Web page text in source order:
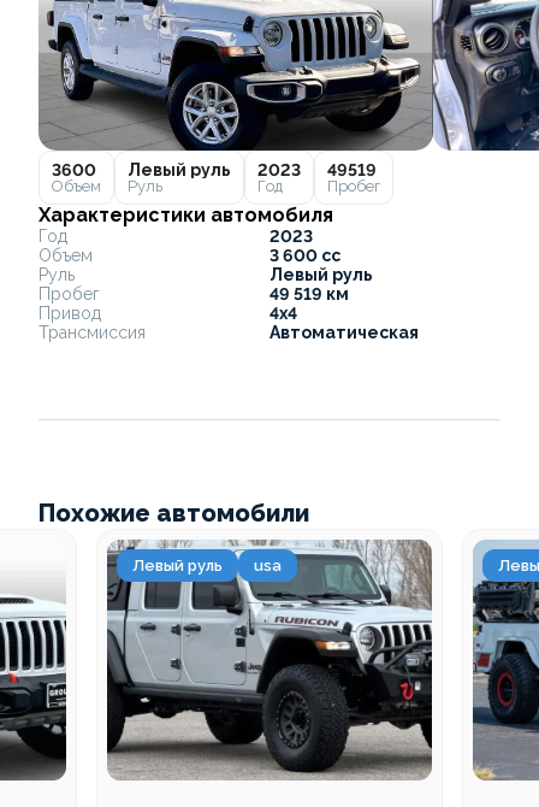
3600
Объем
Левый руль
Руль
2023
Год
49519
Пробег
Характеристики автомобиля
Год
2023
Объем
3 600 cc
Руль
Левый руль
Пробег
49 519 км
Привод
4x4
Трансмиссия
Автоматическая
Похожие автомобили
Левый руль usa